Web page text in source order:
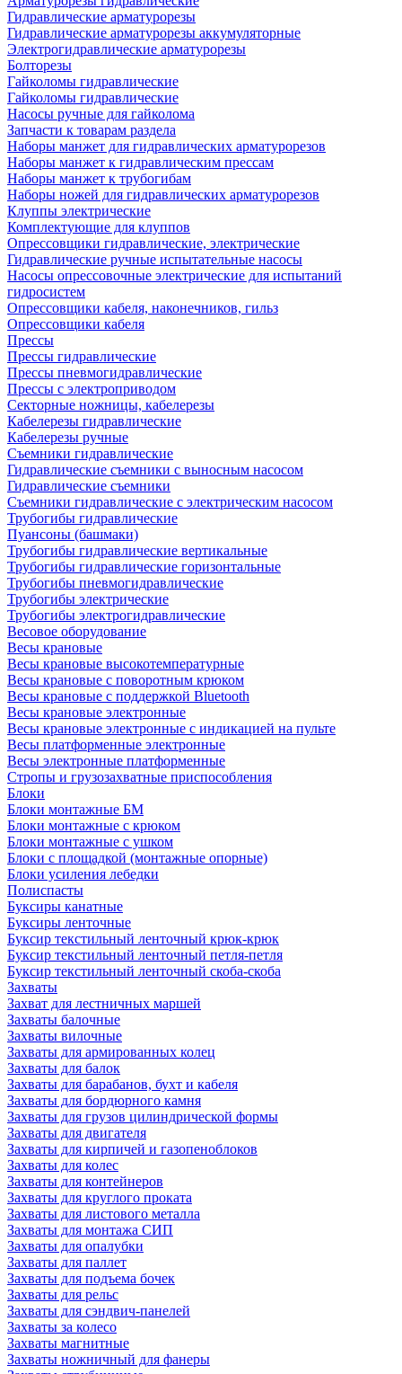
Гидравлические арматурорезы
Гидравлические арматурорезы аккумуляторные
Электрогидравлические арматурорезы
Болторезы
Гайколомы гидравлические
Гайколомы гидравлические
Насосы ручные для гайколома
Запчасти к товарам раздела
Наборы манжет для гидравлических арматурорезов
Наборы манжет к гидравлическим прессам
Наборы манжет к трубогибам
Наборы ножей для гидравлических арматурорезов
Клуппы электрические
Комплектующие для клуппов
Опрессовщики гидравлические, электрические
Гидравлические ручные испытательные насосы
Насосы опрессовочные электрические для испытаний
гидросистем
Опрессовщики кабеля, наконечников, гильз
Опрессовщики кабеля
Прессы
Прессы гидравлические
Прессы пневмогидравлические
Прессы с электроприводом
Секторные ножницы, кабелерезы
Кабелерезы гидравлические
Кабелерезы ручные
Съемники гидравлические
Гидравлические cъемники с выносным насосом
Гидравлические съемники
Съемники гидравлические с электрическим насосом
Трубогибы гидравлические
Пуансоны (башмаки)
Трубогибы гидравлические вертикальные
Трубогибы гидравлические горизонтальные
Трубогибы пневмогидравлические
Трубогибы электрические
Трубогибы электрогидравлические
Весовое оборудование
Весы крановые
Весы крановые высокотемпературные
Весы крановые с поворотным крюком
Весы крановые с поддержкой Bluetooth
Весы крановые электронные
Весы крановые электронные с индикацией на пульте
Весы платформенные электронные
Весы электронные платформенные
Стропы и грузозахватные приспособления
Блоки
Блоки монтажные БМ
Блоки монтажные с крюком
Блоки монтажные с ушком
Блоки с площадкой (монтажные опорные)
Блоки усиления лебедки
Полиспасты
Буксиры канатные
Буксиры ленточные
Буксир текстильный ленточный крюк-крюк
Буксир текстильный ленточный петля-петля
Буксир текстильный ленточный скоба-скоба
Захваты
Захват для лестничных маршей
Захваты балочные
Захваты вилочные
Захваты для армированных колец
Захваты для балок
Захваты для барабанов, бухт и кабеля
Захваты для бордюрного камня
Захваты для грузов цилиндрической формы
Захваты для двигателя
Захваты для кирпичей и газопеноблоков
Захваты для колес
Захваты для контейнеров
Захваты для круглого проката
Захваты для листового металла
Захваты для монтажа СИП
Захваты для опалубки
Захваты для паллет
Захваты для подъема бочек
Захваты для рельс
Захваты для сэндвич-панелей
Захваты за колесо
Захваты магнитные
Захваты ножничный для фанеры